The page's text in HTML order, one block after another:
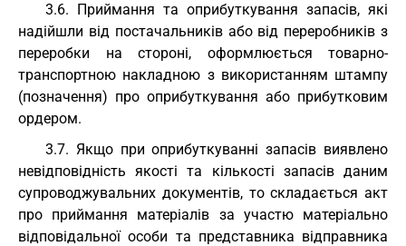
3.6. Приймання та оприбуткування запасів, які
надійшли від постачальників або від переробників з
переробки на стороні, оформлюється товарно-
транспортною накладною з використанням штампу
(позначення) про оприбуткування або прибутковим
ордером.
3.7. Якщо при оприбуткуванні запасів виявлено
невідповідність якості та кількості запасів даним
супроводжувальних документів, то складається акт
про приймання матеріалів за участю матеріально
відповідальної особи та представника відправника